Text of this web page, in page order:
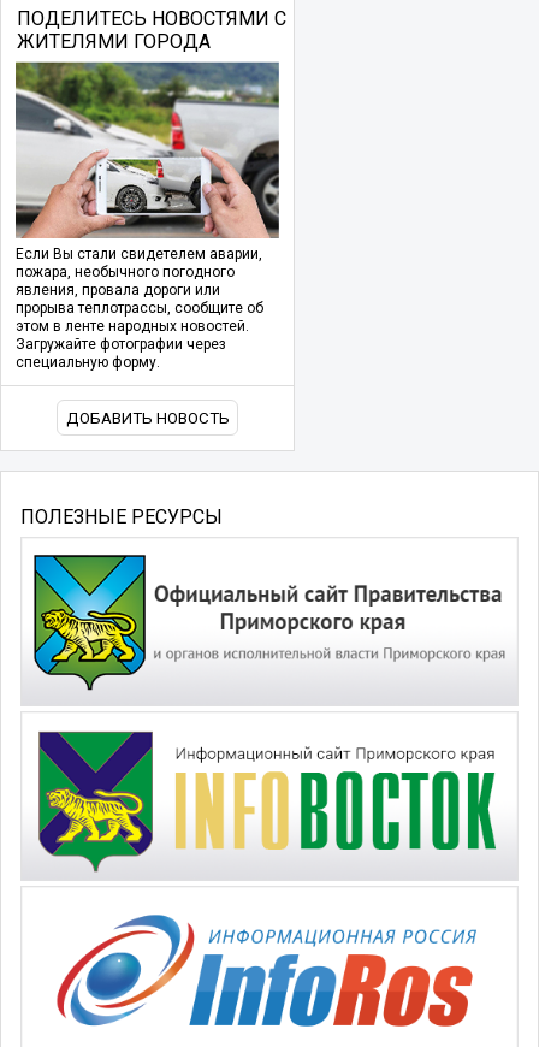
ПОДЕЛИТЕСЬ НОВОСТЯМИ С
ЖИТЕЛЯМИ ГОРОДА
Если Вы стали свидетелем аварии,
пожара, необычного погодного
явления, провала дороги или
прорыва теплотрассы, сообщите об
этом в ленте народных новостей.
Загружайте фотографии через
специальную форму.
ДОБАВИТЬ НОВОСТЬ
ПОЛЕЗНЫЕ РЕСУРСЫ